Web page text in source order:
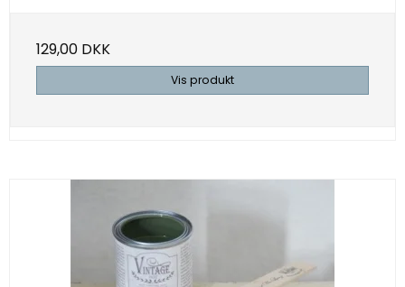
129,00 DKK
Vis produkt